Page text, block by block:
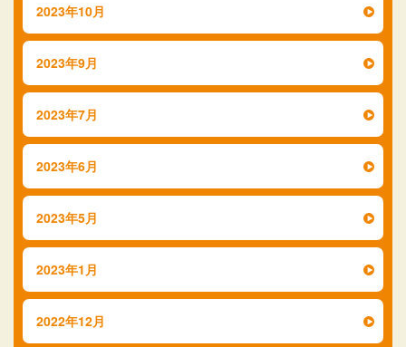
2023年10月
2023年9月
2023年7月
2023年6月
2023年5月
2023年1月
2022年12月